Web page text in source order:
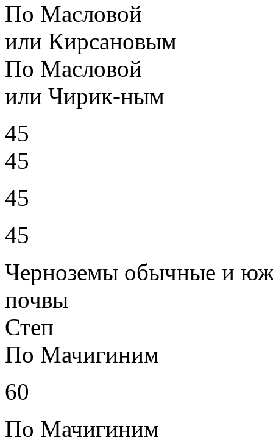
По Масловой
или Кирсановым
По Масловой
или Чирик-ным
45
45
45
45
Черноземы обычные и
почвы
Степ
По Мачигиним
60
По Мачигиним